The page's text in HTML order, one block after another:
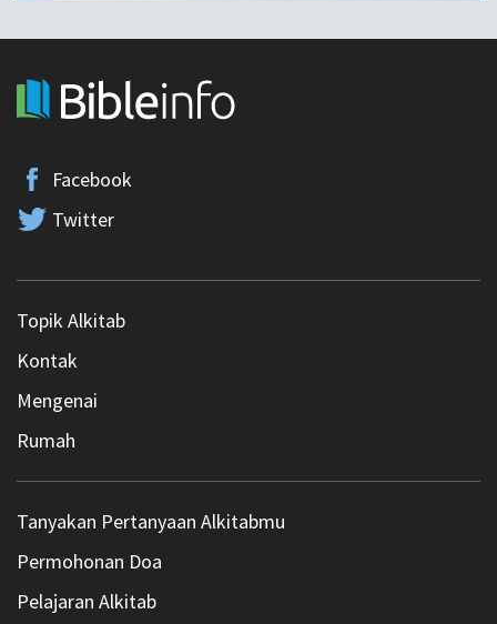
Facebook
Twitter
Topik Alkitab
Kontak
Mengenai
Rumah
Tanyakan Pertanyaan Alkitabmu
Permohonan Doa
Pelajaran Alkitab